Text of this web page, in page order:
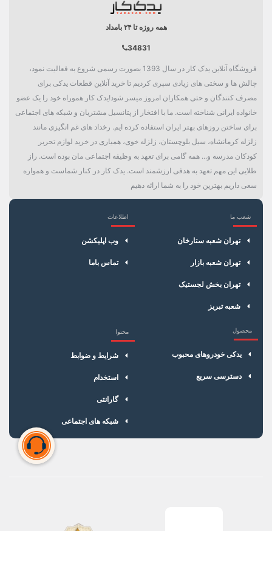
همه روزه تا ۲۴ بامداد
34831
فروشگاه آنلاین یدک کار در سال 1393 بصورت رسمی شروع به فعالیت نمود،
چالش ها و سختی های زیادی سپری کردیم تا خرید آنلاین قطعات یدکی برای
مصرف کنندگان و حتی همکاران امروز میسر شود!یدک کار هموراه خود را یک عضو
خانواده ایرانی شناخته است. ما با افتخار از پتانسیل مشتریان و شبکه های اجتماعی
برای ساختن روزهای بهتر ایران استفاده کرده ایم. رخداد های غم انگیزی مانند
زلزله کرمانشاه، سیل بلوچستان، زلزله خوی، همیاری در خرید لوازم تحریر
کودکان مدرسه و... همه گامی برای تعهد به وظیفه اجتماعی مان بوده است. راز
طلایی این مهم تعهد به هدفی ارزشمند است. یدک کار در کنار شماست و همواره
سعی داریم بهترین خود را به شما ارائه دهیم
شعب ما
تهران شعبه ستارخان
تهران شعبه بازار
تهران بخش لجستیک
شعبه تبریز
اطلاعات
وب اپلیکشن
تماس باما
محصول
یدکی خودروهای محبوب
دسترسی سریع
محتوا
شرایط و ضوابط
استخدام
گارانتی
شبکه های اجتماعی
×